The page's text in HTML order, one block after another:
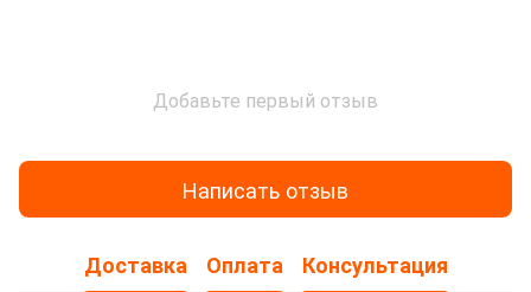
Добавьте первый отзыв
Написать отзыв
Доставка Оплата Консультация